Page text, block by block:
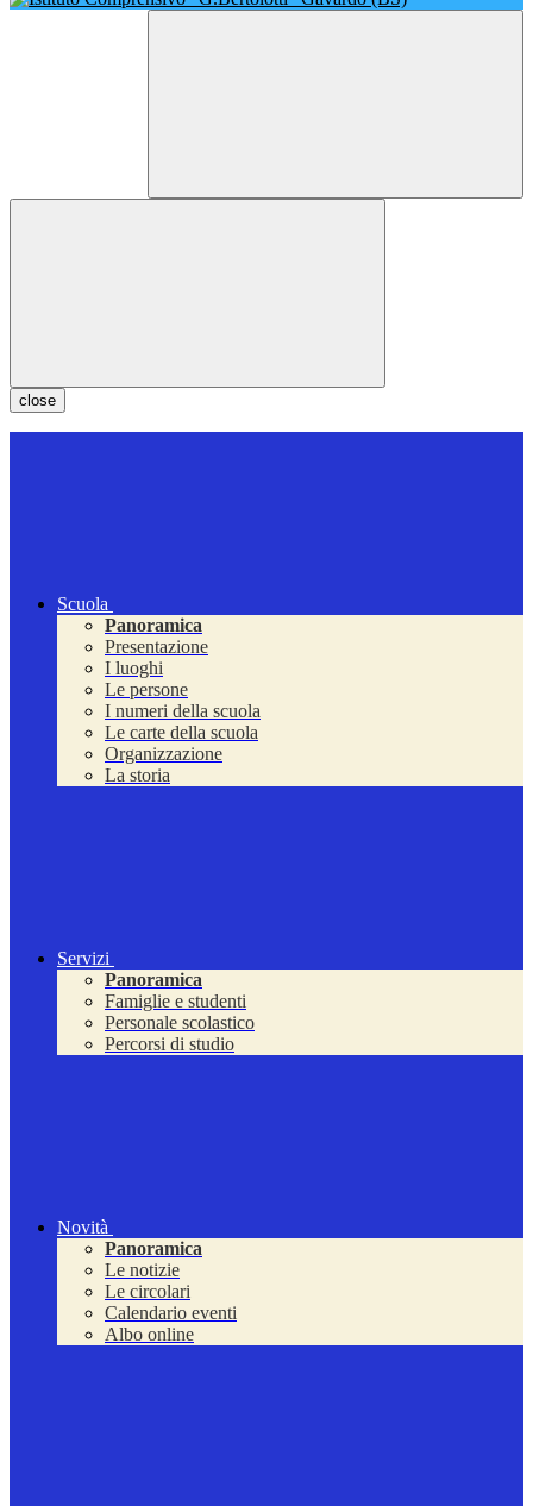
close
Scuola
Panoramica
Presentazione
I luoghi
Le persone
I numeri della scuola
Le carte della scuola
Organizzazione
La storia
Servizi
Panoramica
Famiglie e studenti
Personale scolastico
Percorsi di studio
Novità
Panoramica
Le notizie
Le circolari
Calendario eventi
Albo online